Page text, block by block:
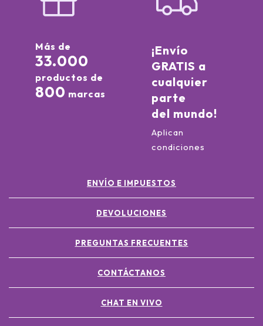
Más de
33.000
productos de
800 marcas
¡Envío
GRATIS a
cualquier
parte
del mundo!
Aplican
condiciones
ENVÍO E IMPUESTOS
DEVOLUCIONES
PREGUNTAS FRECUENTES
CONTÁCTANOS
CHAT EN VIVO